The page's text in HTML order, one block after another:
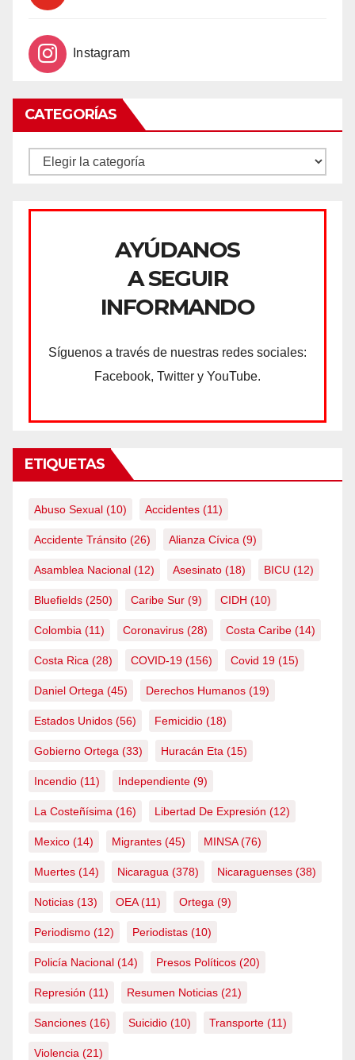
Instagram
CATEGORÍAS
CATEGORÍAS
AYÚDANOS
A SEGUIR
INFORMANDO
Síguenos a través de nuestras redes sociales:
Facebook, Twitter y YouTube.
ETIQUETAS
Abuso Sexual (10) Accidentes (11)
Accidente Tránsito (26) Alianza Cívica (9)
Asamblea Nacional (12) Asesinato (18) BICU (12)
Bluefields (250) Caribe Sur (9) CIDH (10)
Colombia (11) Coronavirus (28) Costa Caribe (14)
Costa Rica (28) COVID-19 (156) Covid 19 (15)
Daniel Ortega (45) Derechos Humanos (19)
Estados Unidos (56) Femicidio (18)
Gobierno Ortega (33) Huracán Eta (15)
Incendio (11) Independiente (9)
La Costeñísima (16) Libertad De Expresión (12)
Mexico (14) Migrantes (45) MINSA(76)
Muertes (14) Nicaragua (378) Nicaraguenses (38)
Noticias (13) OEA(11) Ortega (9)
Periodismo (12) Periodistas (10)
Policía Nacional (14) Presos Políticos (20)
Represión (11) Resumen Noticias (21)
Sanciones (16) Suicidio (10) Transporte (11)
Violencia (21)